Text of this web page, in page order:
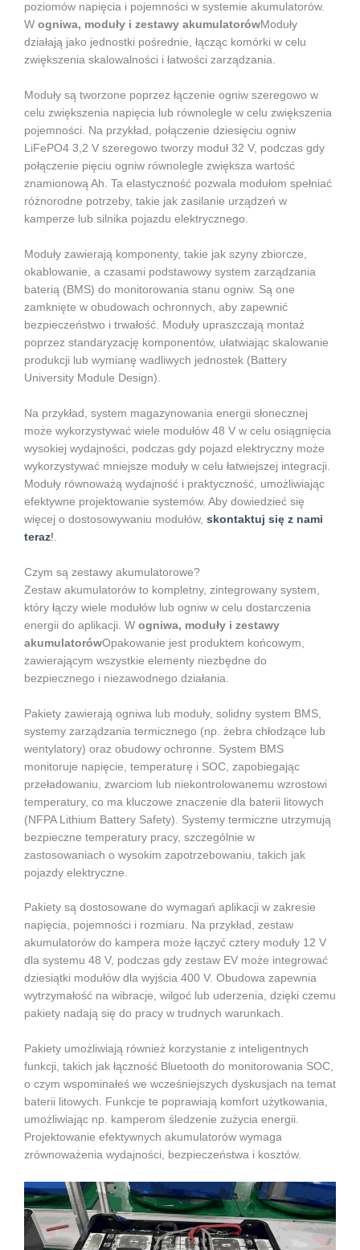
poziomów napięcia i pojemności w systemie akumulatorów.
W ogniwa, moduły i zestawy akumulatorówModuły
działają jako jednostki pośrednie, łącząc komórki w celu
zwiększenia skalowalności i łatwości zarządzania.
Moduły są tworzone poprzez łączenie ogniw szeregowo w
celu zwiększenia napięcia lub równolegle w celu zwiększenia
pojemności. Na przykład, połączenie dziesięciu ogniw
LiFePO4 3,2 V szeregowo tworzy moduł 32 V, podczas gdy
połączenie pięciu ogniw równolegle zwiększa wartość
znamionową Ah. Ta elastyczność pozwala modułom spełniać
różnorodne potrzeby, takie jak zasilanie urządzeń w
kamperze lub silnika pojazdu elektrycznego.
Moduły zawierają komponenty, takie jak szyny zbiorcze,
okablowanie, a czasami podstawowy system zarządzania
baterią (BMS) do monitorowania stanu ogniw. Są one
zamknięte w obudowach ochronnych, aby zapewnić
bezpieczeństwo i trwałość. Moduły upraszczają montaż
poprzez standaryzację komponentów, ułatwiając skalowanie
produkcji lub wymianę wadliwych jednostek (Battery
University Module Design).
Na przykład, system magazynowania energii słonecznej
może wykorzystywać wiele modułów 48 V w celu osiągnięcia
wysokiej wydajności, podczas gdy pojazd elektryczny może
wykorzystywać mniejsze moduły w celu łatwiejszej integracji.
Moduły równoważą wydajność i praktyczność, umożliwiając
efektywne projektowanie systemów. Aby dowiedzieć się
więcej o dostosowywaniu modułów, skontaktuj się z nami
teraz!
Czym są zestawy akumulatorowe?
Zestaw akumulatorów to kompletny, zintegrowany system,
który łączy wiele modułów lub ogniw w celu dostarczenia
energii do aplikacji. W ogniwa, moduły i zestawy
akumulatorówOpakowanie jest produktem końcowym,
zawierającym wszystkie elementy niezbędne do
bezpiecznego i niezawodnego działania.
Pakiety zawierają ogniwa lub moduły, solidny system BMS,
systemy zarządzania termicznego (np. żebra chłodzące lub
wentylatory) oraz obudowy ochronne. System BMS
monitoruje napięcie, temperaturę i SOC, zapobiegając
przeładowaniu, zwarciom lub niekontrolowanemu wzrostowi
temperatury, co ma kluczowe znaczenie dla baterii litowych
(NFPA Lithium Battery Safety). Systemy termiczne utrzymują
bezpieczne temperatury pracy, szczególnie w
zastosowaniach o wysokim zapotrzebowaniu, takich jak
pojazdy elektryczne.
Pakiety są dostosowane do wymagań aplikacji w zakresie
napięcia, pojemności i rozmiaru. Na przykład, zestaw
akumulatorów do kampera może łączyć cztery moduły 12 V
dla systemu 48 V, podczas gdy zestaw EV może integrować
dziesiątki modułów dla wyjścia 400 V. Obudowa zapewnia
wytrzymałość na wibracje, wilgoć lub uderzenia, dzięki czemu
pakiety nadają się do pracy w trudnych warunkach.
Pakiety umożliwiają również korzystanie z inteligentnych
funkcji, takich jak łączność Bluetooth do monitorowania SOC,
o czym wspominałeś we wcześniejszych dyskusjach na temat
baterii litowych. Funkcje te poprawiają komfort użytkowania,
umożliwiając np. kamperom śledzenie zużycia energii.
Projektowanie efektywnych akumulatorów wymaga
zrównoważenia wydajności, bezpieczeństwa i kosztów.